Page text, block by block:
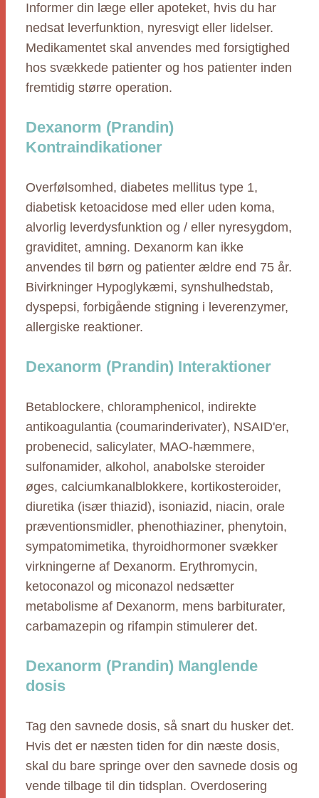
Informer din læge eller apoteket, hvis du har
nedsat leverfunktion, nyresvigt eller lidelser.
Medikamentet skal anvendes med forsigtighed
hos svækkede patienter og hos patienter inden
fremtidig større operation.
Dexanorm (Prandin)
Kontraindikationer
Overfølsomhed, diabetes mellitus type 1,
diabetisk ketoacidose med eller uden koma,
alvorlig leverdysfunktion og / eller nyresygdom,
graviditet, amning. Dexanorm kan ikke
anvendes til børn og patienter ældre end 75 år.
Bivirkninger Hypoglykæmi, synshulhedstab,
dyspepsi, forbigående stigning i leverenzymer,
allergiske reaktioner.
Dexanorm (Prandin) Interaktioner
Betablockere, chloramphenicol, indirekte
antikoagulantia (coumarinderivater), NSAID'er,
probenecid, salicylater, MAO-hæmmere,
sulfonamider, alkohol, anabolske steroider
øges, calciumkanalblokkere, kortikosteroider,
diuretika (især thiazid), isoniazid, niacin, orale
præventionsmidler, phenothiaziner, phenytoin,
sympatomimetika, thyroidhormoner svækker
virkningerne af Dexanorm. Erythromycin,
ketoconazol og miconazol nedsætter
metabolisme af Dexanorm, mens barbiturater,
carbamazepin og rifampin stimulerer det.
Dexanorm (Prandin) Manglende
dosis
Tag den savnede dosis, så snart du husker det.
Hvis det er næsten tiden for din næste dosis,
skal du bare springe over den savnede dosis og
vende tilbage til din tidsplan. Overdosering